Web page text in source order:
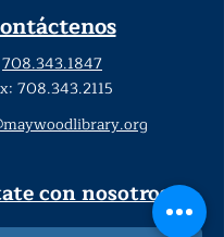
708.343.1847
708.343.2115
con nosotros